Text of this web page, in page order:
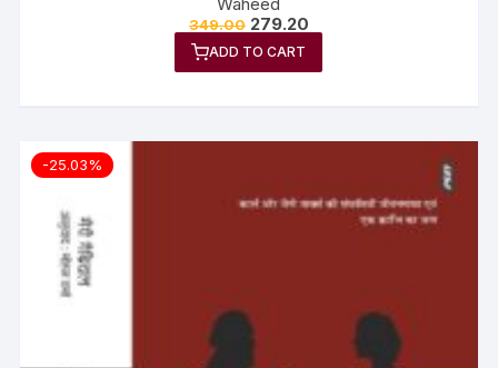
349.00 279.20
ADD TO CART
-25.03%